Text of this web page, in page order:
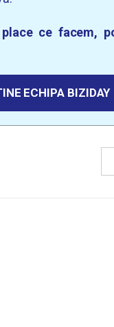
ce facem,
ECHIPA BIZIDAY